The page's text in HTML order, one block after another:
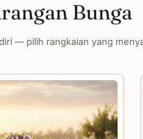
Bunga
— pilih rangkaian yang